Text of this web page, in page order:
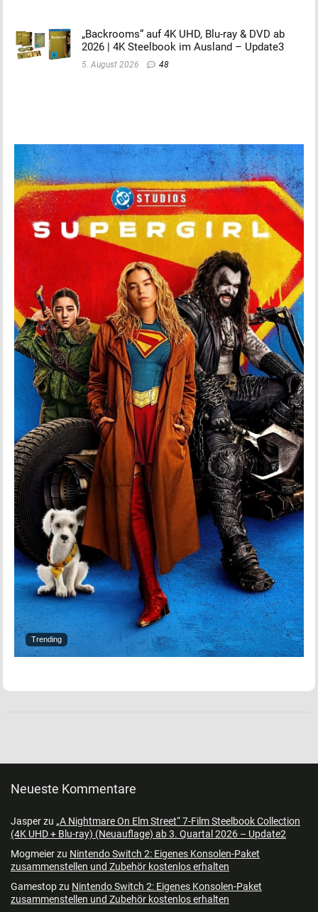
„Backrooms“ auf 4K UHD, Blu-ray & DVD ab
2026 | 4K Steelbook im Ausland – Update3
5. August 2026 48
Trending
Neueste Kommentare
Jasperzu „A Nightmare On Elm Street“ 7-Film Steelbook Collection
(4K UHD + Blu-ray) (Neuauflage) ab 3. Quartal 2026 – Update2
Mogmeierzu Nintendo Switch 2: Eigenes Konsolen-Paket
zusammenstellen und Zubehör kostenlos erhalten
Gamestopzu Nintendo Switch 2: Eigenes Konsolen-Paket
zusammenstellen und Zubehör kostenlos erhalten